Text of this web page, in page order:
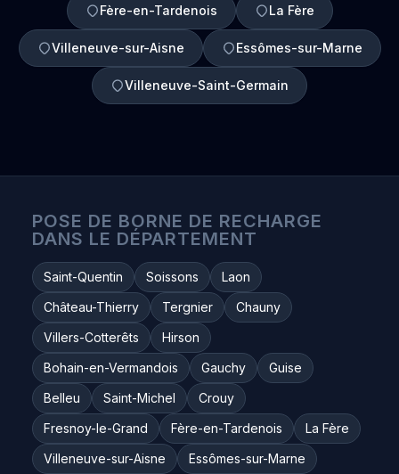
Fère-en-Tardenois La Fère
Villeneuve-sur-Aisne Essômes-sur-Marne
Villeneuve-Saint-Germain
POSE DE BORNE DE RECHARGE
DANS LE DÉPARTEMENT
Saint-Quentin Soissons
Laon
Château-Thierry
Tergnier
Chauny
Villers-Cotterêts
Hirson
Bohain-en-Vermandois
Gauchy
Guise
Belleu
Saint-Michel
Crouy
Fresnoy-le-Grand
Fère-en-Tardenois
La Fère
Villeneuve-sur-Aisne
Essômes-sur-Marne